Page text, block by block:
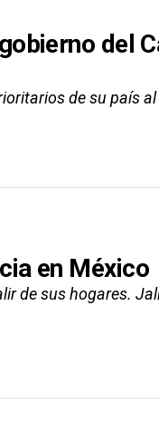
del
de su país
en México
de sus hogares.